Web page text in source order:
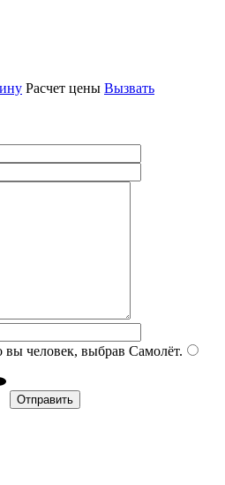
Расчет цены Вызвать
вы человек, выбрав Самолёт.